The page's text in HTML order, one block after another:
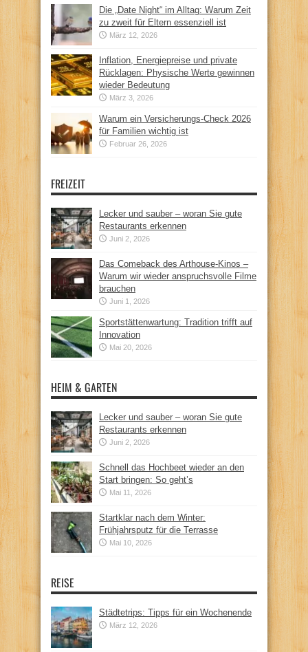
Die „Date Night“ im Alltag: Warum Zeit
zu zweit für Eltern essenziell ist
März 12, 2026
Inflation, Energiepreise und private
Rücklagen: Physische Werte gewinnen
wieder Bedeutung
März 3, 2026
Warum ein Versicherungs-Check 2026
für Familien wichtig ist
Februar 26, 2026
FREIZEIT
Lecker und sauber – woran Sie gute
Restaurants erkennen
Juni 2, 2026
Das Comeback des Arthouse-Kinos –
Warum wir wieder anspruchsvolle Filme
brauchen
Juni 1, 2026
Sportstättenwartung: Tradition trifft auf
Innovation
Mai 20, 2026
HEIM & GARTEN
Lecker und sauber – woran Sie gute
Restaurants erkennen
Juni 2, 2026
Schnell das Hochbeet wieder an den
Start bringen: So geht’s
Mai 11, 2026
Startklar nach dem Winter:
Frühjahrsputz für die Terrasse
Mai 10, 2026
REISE
Städtetrips: Tipps für ein Wochenende
März 12, 2026